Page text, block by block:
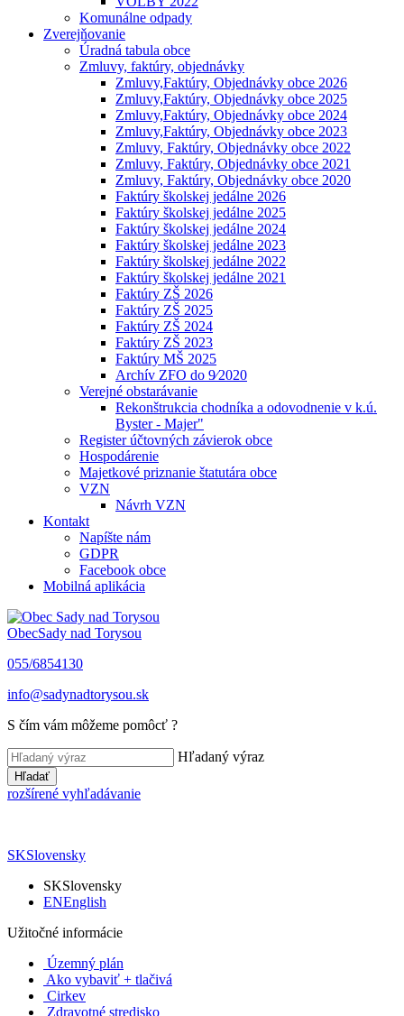
Komunálne odpady
Zverejňovanie
Úradná tabula obce
Zmluvy, faktúry, objednávky
Zmluvy,Faktúry, Objednávky obce 2026
Zmluvy,Faktúry, Objednávky obce 2025
Zmluvy,Faktúry, Objednávky obce 2024
Zmluvy,Faktúry, Objednávky obce 2023
Zmluvy, Faktúry, Objednávky obce 2022
Zmluvy, Faktúry, Objednávky obce 2021
Zmluvy, Faktúry, Objednávky obce 2020
Faktúry školskej jedálne 2026
Faktúry školskej jedálne 2025
Faktúry školskej jedálne 2024
Faktúry školskej jedálne 2023
Faktúry školskej jedálne 2022
Faktúry školskej jedálne 2021
Faktúry ZŠ 2026
Faktúry ZŠ 2025
Faktúry ZŠ 2024
Faktúry ZŠ 2023
Faktúry MŠ 2025
Archív ZFO do 9⁄2020
Verejné obstarávanie
Rekonštrukcia chodníka a odovodnenie v k.ú.
Byster - Majer"
Register účtovných závierok obce
Hospodárenie
Majetkové priznanie štatutára obce
VZN
Návrh VZN
Kontakt
Napíšte nám
GDPR
Facebook obce
Mobilná aplikácia
ObecSady nad Torysou
055/6854130
info@sadynadtorysou.sk
S čím vám môžeme pomôcť ?
Hľadaný výraz
Hľadať
rozšírené vyhľadávanie
SKSlovensky
SKSlovensky
ENEnglish
Užitočné informácie
Územný plán
Ako vybaviť + tlačivá
Cirkev
Zdravotné stredisko